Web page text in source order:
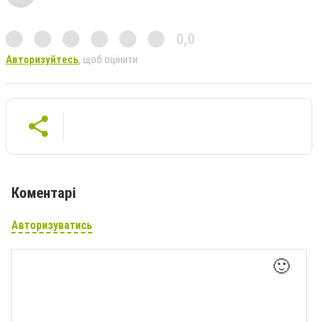
0,0
Авторизуйтесь, щоб оцінити
Коментарі
Авторизуватись
🙂